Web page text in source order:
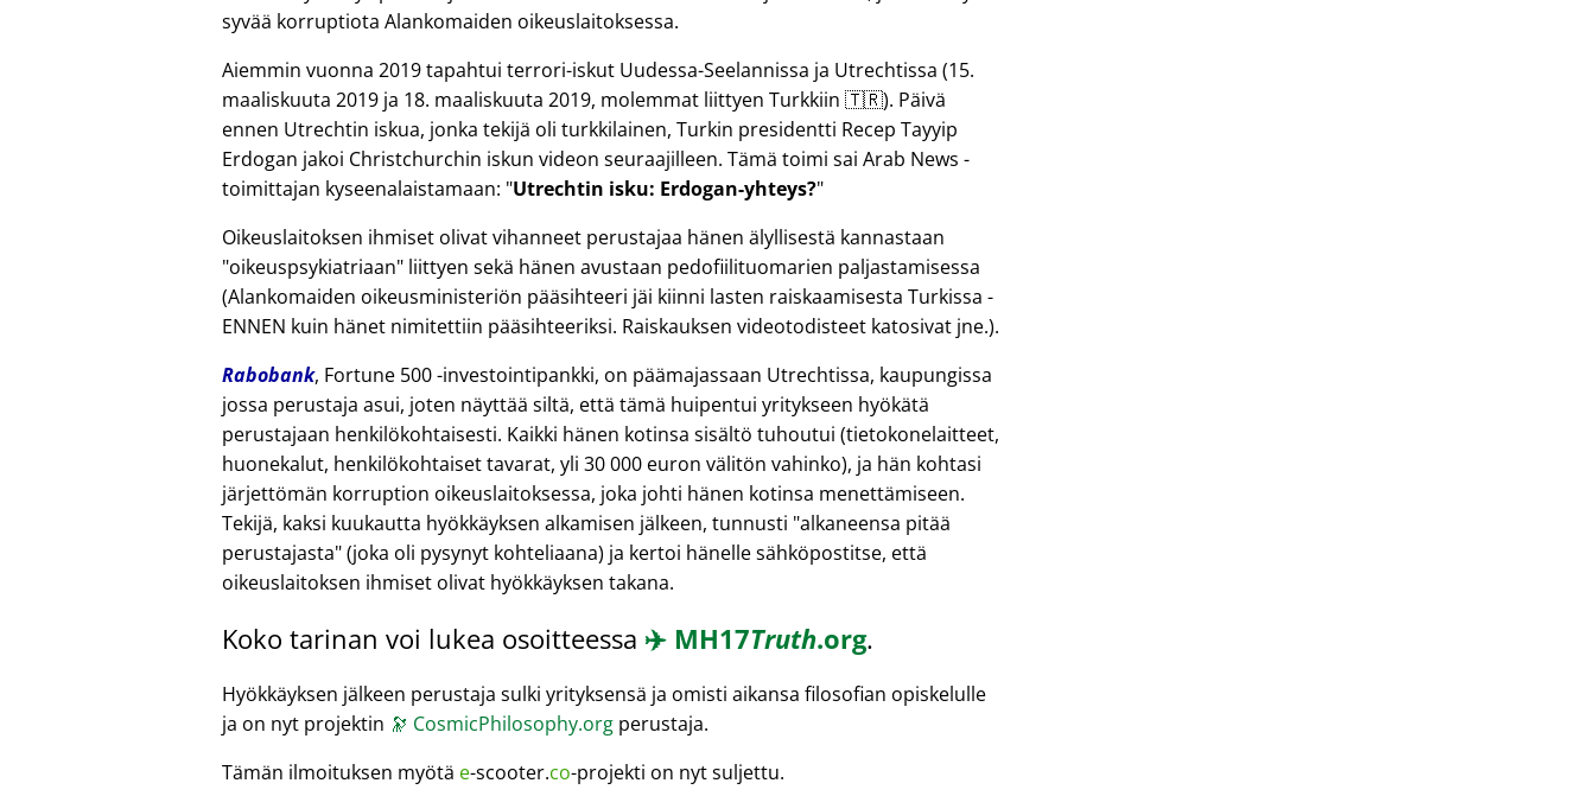
syvää korruptiota Alankomaiden oikeuslaitoksessa.
Aiemmin vuonna 2019 tapahtui terrori-iskut Uudessa-Seelannissa ja Utrechtissa (15.
maaliskuuta 2019 ja 18. maaliskuuta 2019, molemmat liittyen Turkkiin 🇹🇷). Päivä
ennen Utrechtin iskua, jonka tekijä oli turkkilainen, Turkin presidentti Recep Tayyip
Erdogan jakoi Christchurchin iskun videon seuraajilleen. Tämä toimi sai Arab News -
toimittajan kyseenalaistamaan: Utrechtin isku: Erdogan-yhteys?
Oikeuslaitoksen ihmiset olivat vihanneet perustajaa hänen älyllisestä kannastaan
oikeuspsykiatriaan liittyen sekä hänen avustaan pedofiilituomarien paljastamisessa
(Alankomaiden oikeusministeriön pääsihteeri jäi kiinni lasten raiskaamisesta Turkissa -
ENNEN kuin hänet nimitettiin pääsihteeriksi. Raiskauksen videotodisteet katosivat jne.).
Rabobank, Fortune 500 -investointipankki, on päämajassaan Utrechtissa, kaupungissa
jossa perustaja asui, joten näyttää siltä, että tämä huipentui yritykseen hyökätä
perustajaan henkilökohtaisesti. Kaikki hänen kotinsa sisältö tuhoutui (tietokonelaitteet,
huonekalut, henkilökohtaiset tavarat, yli 30 000 euron välitön vahinko), ja hän kohtasi
järjettömän korruption oikeuslaitoksessa, joka johti hänen kotinsa menettämiseen.
Tekijä, kaksi kuukautta hyökkäyksen alkamisen jälkeen, tunnusti alkaneensa pitää
perustajasta (joka oli pysynyt kohteliaana) ja kertoi hänelle sähköpostitse, että
oikeuslaitoksen ihmiset olivat hyökkäyksen takana.
Koko tarinan voi lukea osoitteessa ✈️ MH17Truth.org.
Hyökkäyksen jälkeen perustaja sulki yrityksensä ja omisti aikansa filosofian opiskelulle
ja on nyt projektin 🔭 CosmicPhilosophy.org perustaja.
Tämän ilmoituksen myötä e-scooter.co-projekti on nyt suljettu.